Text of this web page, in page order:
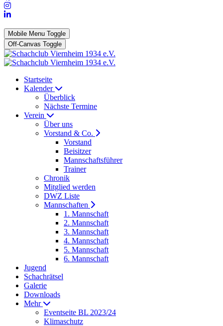
Mobile Menu Toggle
Off-Canvas Toggle
Startseite
Kalender
Überblick
Nächste Termine
Verein
Über uns
Vorstand & Co.
Vorstand
Beisitzer
Mannschaftsführer
Trainer
Chronik
Mitglied werden
DWZ Liste
Mannschaften
1. Mannschaft
2. Mannschaft
3. Mannschaft
4. Mannschaft
5. Mannschaft
6. Mannschaft
Jugend
Schachrätsel
Galerie
Downloads
Mehr
Eventseite BL 2023/24
Klimaschutz